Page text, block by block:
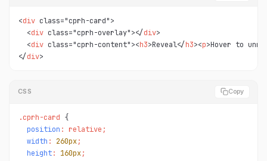
<div class="cprh-card">
  <
div class="cprh-overlay"></div>
  <
div class="cprh-content"><h3>Reveal</h3><p>Hover to
</div>
CSS Copy
.cprh-card
position : relative;
width : 260px;
height: 160px;